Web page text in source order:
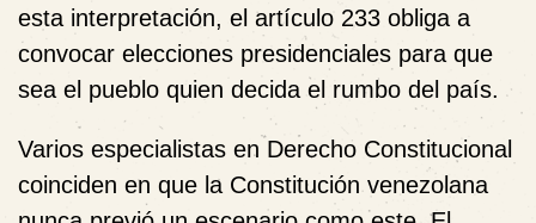
esta interpretación, el artículo 233 obliga a
convocar elecciones presidenciales para que
sea el pueblo quien decida el rumbo del país.
Varios especialistas en Derecho Constitucional
coinciden en que la Constitución venezolana